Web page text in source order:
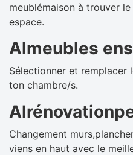
meublémaison à trouver
espace.
Almeubles
Sélectionner et remplacer
ton chambre/s.
Changement
viens en haut avec le